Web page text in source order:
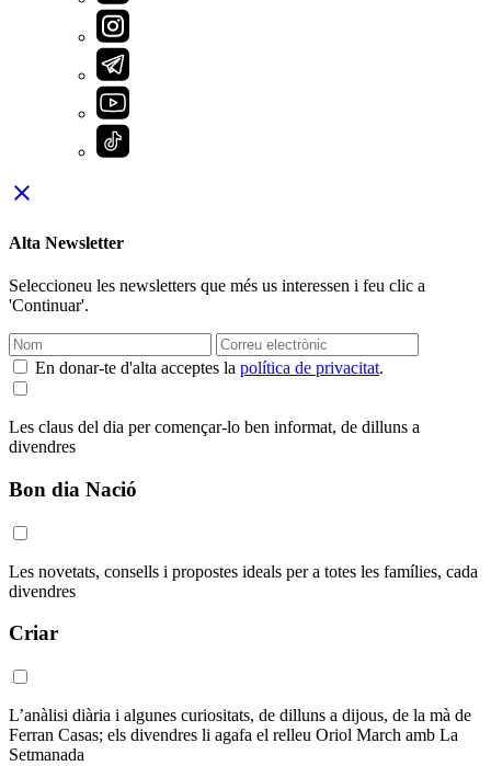
close
Alta Newsletter
Seleccioneu les newsletters que més us interessen i feu clic a
'Continuar'.
En donar-te d'alta acceptes la política de privacitat.
Les claus del dia per començar-lo ben informat, de dilluns a
divendres
Bon dia Nació
Les novetats, consells i propostes ideals per a totes les famílies, cada
divendres
Criar
L’anàlisi diària i algunes curiositats, de dilluns a dijous, de la mà de
Ferran Casas; els divendres li agafa el relleu Oriol March amb La
Setmanada